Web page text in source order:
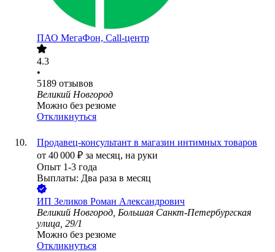
ПАО МегаФон, Call-центр
4.3
•
5189 отзывов
Великий Новгород
Можно без резюме
Откликнуться
Продавец-консультант в магазин интимных товаров
от 40 000 ₽ за месяц, на руки
Опыт 1-3 года
Выплаты: Два раза в месяц
ИП Зеликов Роман Александрович
Великий Новгород, Большая Санкт-Петербургская
улица, 29/1
Можно без резюме
Откликнуться